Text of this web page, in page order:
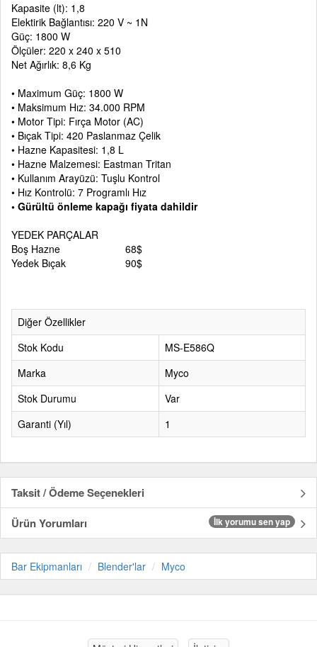
Kapasite (lt): 1,8
Elektirik Bağlantısı: 220 V ~ 1N
Güç: 1800 W
Ölçüler: 220 x 240 x 510
Net Ağırlık: 8,6 Kg
• Maximum Güç: 1800 W
• Maksimum Hız: 34.000 RPM
• Motor Tipi: Fırça Motor (AC)
• Bıçak Tipi: 420 Paslanmaz Çelik
• Hazne Kapasitesi: 1,8 L
• Hazne Malzemesi: Eastman Tritan
• Kullanım Arayüzü: Tuşlu Kontrol
• Hız Kontrolü: 7 Programlı Hız
• Gürültü önleme kapağı fiyata dahildir
YEDEK PARÇALAR
Boş Hazne 68$
Yedek Bıçak 90$
Diğer Özellikler
Stok Kodu
MS-E586Q
Marka
Myco
Stok Durumu
Var
Garanti (Yıl)
1
Taksit / Ödeme Seçenekleri
Ürün Yorumları
İlk yorumu sen yap
Bar Ekipmanları Blender'lar Myco